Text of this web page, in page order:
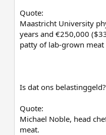
Quote:
Maastricht University
years and €250,000
patty of lab-grown
Is dat ons belastinggeld?
Quote:
Michael Noble, head
meat.